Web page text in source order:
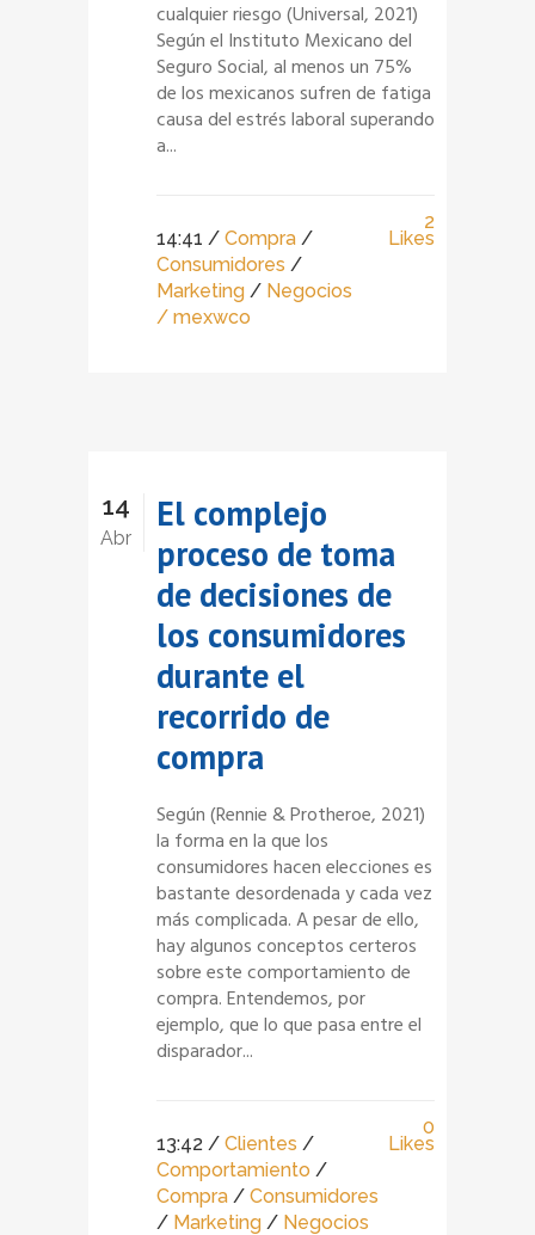
cualquier riesgo (Universal, 2021)
Según el Instituto Mexicano del
Seguro Social, al menos un 75%
de los mexicanos sufren de fatiga
causa del estrés laboral superando
a...
14:41 / Compra /
Consumidores /
Marketing / Negocios
/ mexwco
2
Likes
14
Abr
El complejo
proceso de toma
de decisiones de
los consumidores
durante el
recorrido de
compra
Según (Rennie & Protheroe, 2021)
la forma en la que los
consumidores hacen elecciones es
bastante desordenada y cada vez
más complicada. A pesar de ello,
hay algunos conceptos certeros
sobre este comportamiento de
compra. Entendemos, por
ejemplo, que lo que pasa entre el
disparador...
13:42 / Clientes /
Comportamiento /
Compra / Consumidores
/ Marketing / Negocios
0
Likes